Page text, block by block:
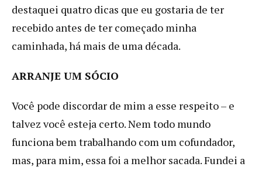
destaquei quatro dicas que eu gostaria de ter
recebido antes de ter começado minha
caminhada, há mais de uma década.
ARRANJE UM SÓCIO
Você pode discordar de mim a esse respeito – e
talvez você esteja certo. Nem todo mundo
funciona bem trabalhando com um cofundador,
mas, para mim, essa foi a melhor sacada. Fundei a